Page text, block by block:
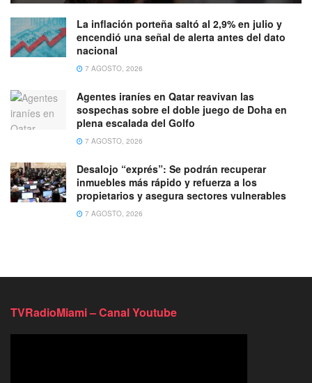
La inflación porteña saltó al 2,9% en julio y
encendió una señal de alerta antes del dato
nacional
7 AGOSTO, 2026
Agentes iraníes en Qatar reavivan las
sospechas sobre el doble juego de Doha en
plena escalada del Golfo
7 AGOSTO, 2026
Desalojo “exprés”: Se podrán recuperar
inmuebles más rápido y refuerza a los
propietarios y asegura sectores vulnerables
7 AGOSTO, 2026
TVRadioMiami – Canal Youtube